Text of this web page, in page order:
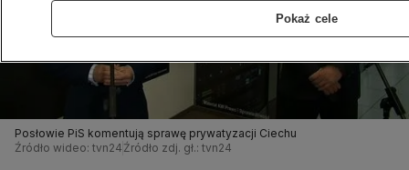
Posłowie PiS komentują sprawę prywatyzacji Ciechu
Źródło wideo: tvn24 Źródło zdj. gł.: tvn24
Pokaż cele